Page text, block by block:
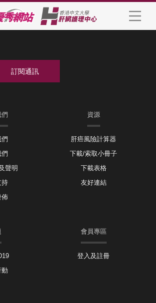
們
們
們
聲明
持
佈
資源
肝癌風險計算器
下載/索取小冊子
下載表格
友好連結
動
會員專區
登入及註冊